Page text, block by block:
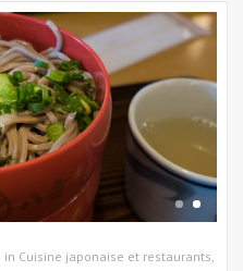
in Cuisine japonaise et restaurants